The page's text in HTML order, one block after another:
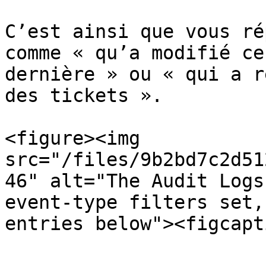
C’est ainsi que vous
comme « qu’a modifié
dernière » ou « qui a
des tickets ».
<figure><img
src="/files/
46" alt="The Audit
event-type filters
entries